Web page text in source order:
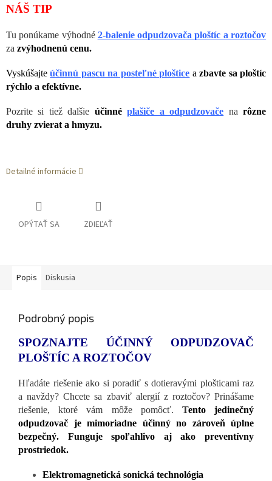
NÁŠ TIP
Tu ponúkame výhodné 2-balenie odpudzovača ploštíc a roztočov
za zvýhodnenú cenu.
Vyskúšajteúčinnú pascu na posteľné ploštice a zbavte sa ploštíc
rýchlo a efektívne.
Pozrite si tiež dalšie účinné plašiče a odpudzovače narôzne
druhy zvierat a hmyzu.
Detailné informácie
OPÝTAŤ SA ZDIEĽAŤ
Popis Diskusia
Podrobný popis
SPOZNAJTE ÚČINNÝ ODPUDZOVAČ
PLOŠTÍC A ROZTOČOV
Hľadáte riešenie ako si poradiť s dotieravými plošticami raz
a navždy? Chcete sa zbaviť alergií z roztočov? Prinášame
riešenie, ktoré vám môže pomôcť. Tento jedinečný
odpudzovač je mimoriadne účinný no zároveň úplne
bezpečný. Funguje spoľahlivo aj ako preventívny
prostriedok.
Elektromagnetická sonická technológia